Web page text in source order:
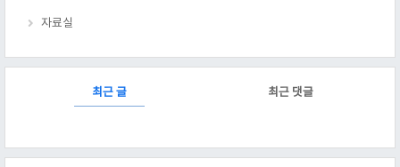
자료실
최근 글 최근 댓글
근